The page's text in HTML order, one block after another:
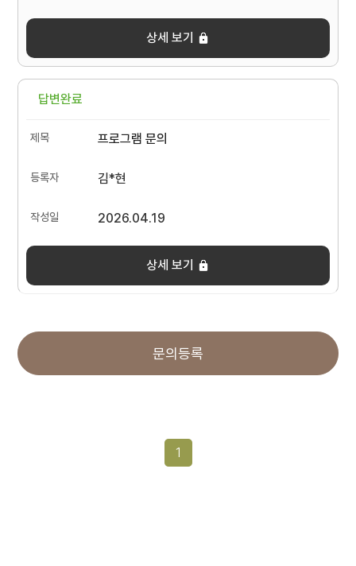
상세 보기
답변완료
프로그램 문의
김*현
2026.04.19
상세 보기
문의등록
1